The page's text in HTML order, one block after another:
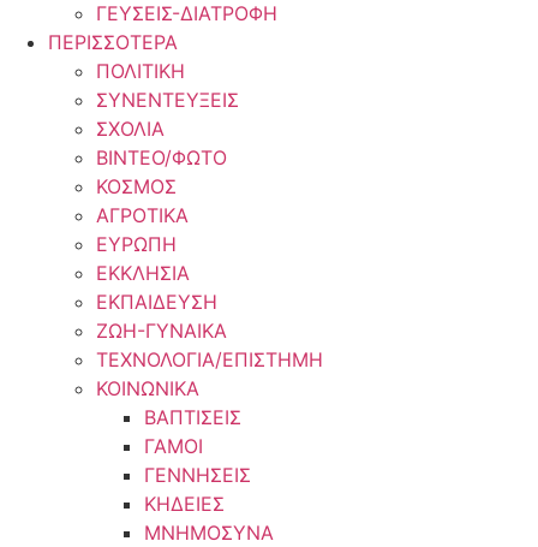
ΓΕΥΣΕΙΣ-ΔΙΑΤΡΟΦΗ
ΠΕΡΙΣΣΟΤΕΡΑ
ΠΟΛΙΤΙΚΗ
ΣΥΝΕΝΤΕΥΞΕΙΣ
ΣΧΟΛΙΑ
ΒΙΝΤΕΟ/ΦΩΤΟ
ΚΟΣΜΟΣ
ΑΓΡΟΤΙΚΑ
ΕΥΡΩΠΗ
ΕΚΚΛΗΣΙΑ
ΕΚΠΑΙΔΕΥΣΗ
ΖΩΗ-ΓΥΝΑΙΚΑ
ΤΕΧΝΟΛΟΓΙΑ/ΕΠΙΣΤΗΜΗ
ΚΟΙΝΩΝΙΚΑ
ΒΑΠΤΙΣΕΙΣ
ΓΑΜΟΙ
ΓΕΝΝΗΣΕΙΣ
ΚΗΔΕΙΕΣ
ΜΝΗΜΟΣΥΝΑ